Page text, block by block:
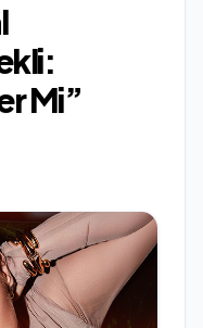
Mi”